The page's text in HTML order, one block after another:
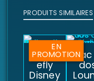
PRODUITS SIMILAIRES
EN
PROMOTION
Loung
efly
Disney